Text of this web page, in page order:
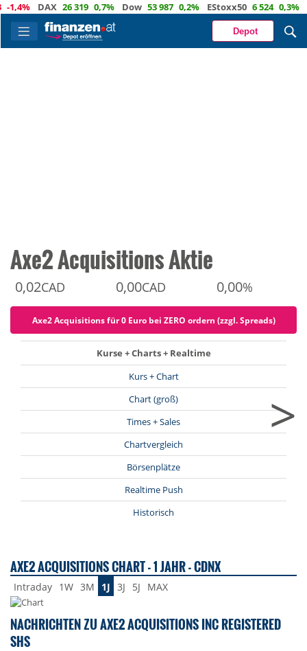
DAX 26 319 0,7% Dow 53 987 0,2% EStoxx50 6 524 0,3%
Depot
Axe2 Acquisitions Aktie
0,02CAD 0,00CAD 0,00%
Axe2 Acquisitions für 0 Euro bei ZERO ordern (zzgl. Spreads)
Kurse + Charts + Realtime
Kurs + Chart
Chart (groß)
Times + Sales
Chartvergleich
Börsenplätze
Realtime Push
Historisch
>
AXE2 ACQUISITIONS CHART - 1 JAHR - CDNX
Intraday 1W 3M 1J 3J 5J MAX
NACHRICHTEN ZU AXE2 ACQUISITIONS INC REGISTERED
SHS